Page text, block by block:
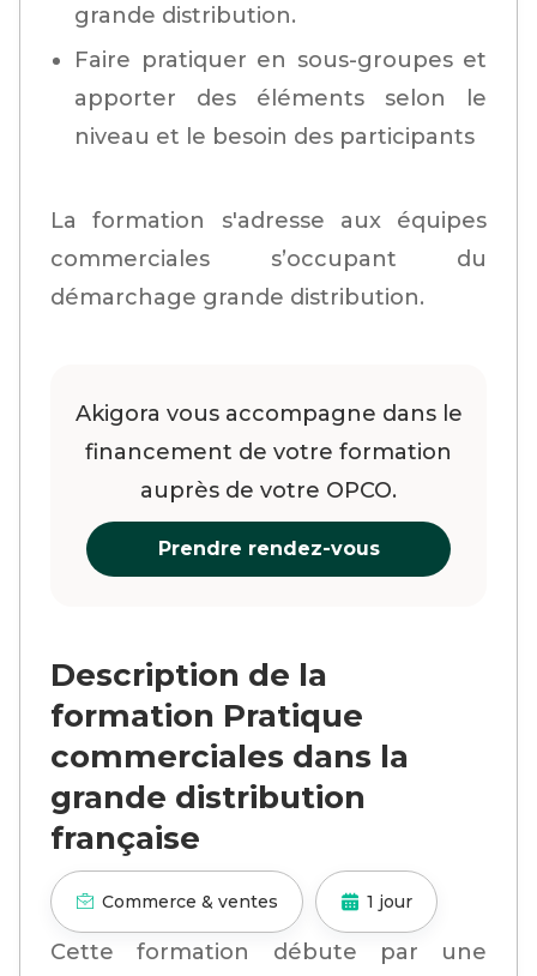
grande distribution.
Faire pratiquer en sous-groupes et
apporter des éléments selon le
niveau et le besoin des participants
La formation s'adresse aux équipes
commerciales s’occupant du
démarchage grande distribution.
Akigora vous accompagne dans le
financement de votre formation
auprès de votre OPCO.
Prendre rendez-vous
Description de la
formation Pratique
commerciales dans la
grande distribution
française
Commerce & ventes 1 jour
Cette formation débute par une